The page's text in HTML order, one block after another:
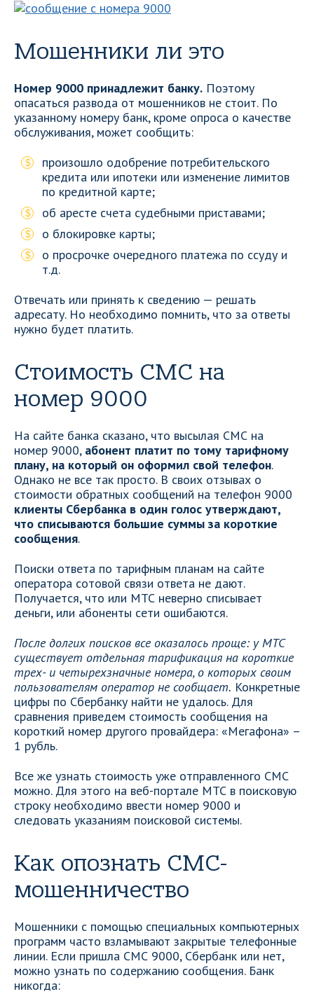
Мошенники ли это
Номер 9000 принадлежит банку. Поэтому
опасаться развода от мошенников не стоит. По
указанному номеру банк, кроме опроса о качестве
обслуживания, может сообщить:
произошло одобрение потребительского
кредита или ипотеки или изменение лимитов
по кредитной карте;
об аресте счета судебными приставами;
о блокировке карты;
о просрочке очередного платежа по ссуду и
т.д.
Отвечать или принять к сведению — решать
адресату. Но необходимо помнить, что за ответы
нужно будет платить.
Стоимость СМС на
номер 9000
На сайте банка сказано, что высылая СМС на
номер 9000, абонент платит по тому тарифному
плану, на который он оформил свой телефон.
Однако не все так просто. В своих отзывах о
стоимости обратных сообщений на телефон 9000
клиенты Сбербанка в один голос утверждают,
что списываются большие суммы за короткие
сообщения.
Поиски ответа по тарифным планам на сайте
оператора сотовой связи ответа не дают.
Получается, что или МТС неверно списывает
деньги, или абоненты сети ошибаются.
После долгих поисков все оказалось проще: у МТС
существует отдельная тарификация на короткие
трех- и четырехзначные номера, о которых своим
пользователям оператор не сообщает. Конкретные
цифры по Сбербанку найти не удалось. Для
сравнения приведем стоимость сообщения на
короткий номер другого провайдера: «Мегафона» –
1 рубль.
Все же узнать стоимость уже отправленного СМС
можно. Для этого на веб-портале МТС в поисковую
строку необходимо ввести номер 9000 и
следовать указаниям поисковой системы.
Как опознать СМС-
мошенничество
Мошенники с помощью специальных компьютерных
программ часто взламывают закрытые телефонные
линии. Если пришла СМС 9000, Сбербанк или нет,
можно узнать по содержанию сообщения. Банк
никогда: